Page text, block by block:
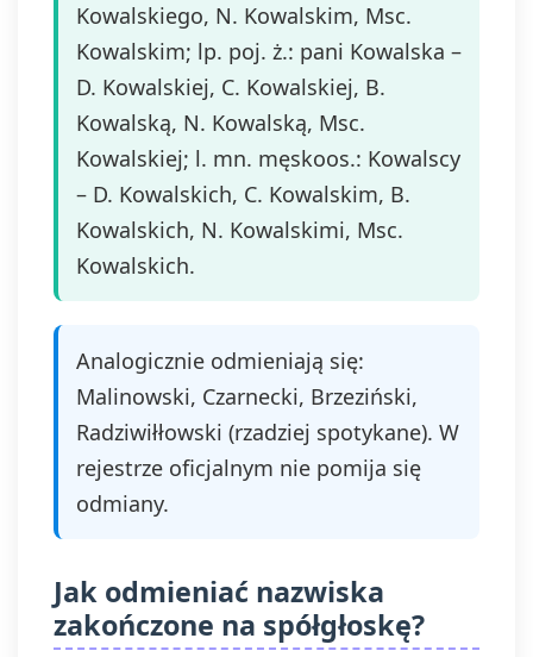
Kowalskiego, N. Kowalskim, Msc.
Kowalskim; lp. poj. ż.: pani Kowalska –
D. Kowalskiej, C. Kowalskiej, B.
Kowalską, N. Kowalską, Msc.
Kowalskiej; l. mn. męskoos.: Kowalscy
– D. Kowalskich, C. Kowalskim, B.
Kowalskich, N. Kowalskimi, Msc.
Kowalskich.
Analogicznie odmieniają się:
Malinowski, Czarnecki, Brzeziński,
Radziwiłłowski (rzadziej spotykane). W
rejestrze oficjalnym nie pomija się
odmiany.
Jak odmieniać nazwiska
zakończone na spółgłoskę?